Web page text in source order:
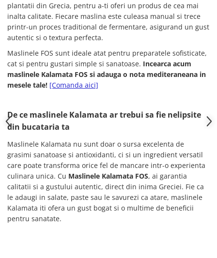
plantatii din Grecia, pentru a-ti oferi un produs de cea mai
inalta calitate. Fiecare maslina este culeasa manual si trece
printr-un proces traditional de fermentare, asigurand un gust
autentic si o textura perfecta.
Maslinele FOS sunt ideale atat pentru preparatele sofisticate,
cat si pentru gustari simple si sanatoase. Incearca acum
maslinele Kalamata FOS si adauga o nota mediteraneana in
mesele tale! [Comanda aici]
De ce maslinele Kalamata ar trebui sa fie nelipsite
din bucataria ta
Maslinele Kalamata nu sunt doar o sursa excelenta de
grasimi sanatoase si antioxidanti, ci si un ingredient versatil
care poate transforma orice fel de mancare intr-o experienta
culinara unica. Cu Maslinele Kalamata FOS, ai garantia
calitatii si a gustului autentic, direct din inima Greciei. Fie ca
le adaugi in salate, paste sau le savurezi ca atare, maslinele
Kalamata iti ofera un gust bogat si o multime de beneficii
pentru sanatate.